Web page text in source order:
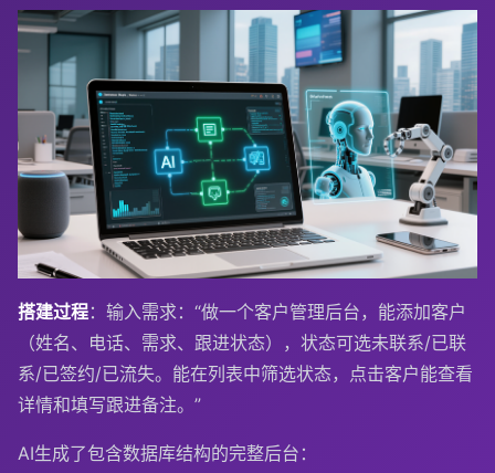
搭建过程：输入需求：“做一个客户管理后台，能添加客户
（姓名、电话、需求、跟进状态），状态可选未联系/已联
系/已签约/已流失。能在列表中筛选状态，点击客户能查看
详情和填写跟进备注。”
AI生成了包含数据库结构的完整后台：